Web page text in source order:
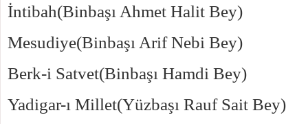
İntibah(Binbaşı Ahmet Halit Bey)
Mesudiye(Binbaşı Arif Nebi Bey)
Berk-i Satvet(Binbaşı Hamdi Bey)
Yadigar-ı Millet(Yüzbaşı Rauf Sait Bey)